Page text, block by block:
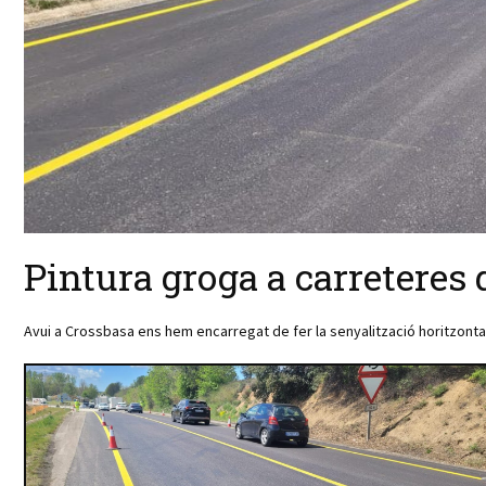
Pintura groga a carreteres
Avui a Crossbasa ens hem encarregat de fer la senyalització